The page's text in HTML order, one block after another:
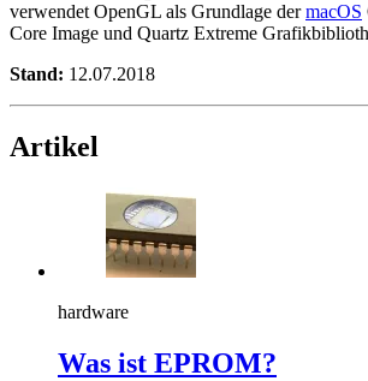
verwendet OpenGL als Grundlage dermacOS
Core Image und Quartz Extreme
Stand: 12.07.2018
Artikel
hardware
Was ist EPROM?